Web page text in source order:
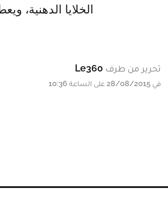
الخلايا الدهنية،
تحرير من طرف Le360
في 28/08/2015 على الساعة 10:36